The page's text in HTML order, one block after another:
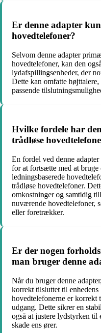
Er denne adapter
hovedtelefoner?
Selvom denne adapter
hovedtelefoner, kan den
lydafspillingsenheder, der
Dette kan omfatte
passende
Hvilke fordele har
trådløse
En fordel ved denne
for at fortsætte med at bruge
ledningsbaserede
trådløse hovedtelefoner.
omkostninger og samtidig
nuværende hovedtelefoner,
eller foretrækker.
Er der nogen
man bruger denne
Når du bruger denne
korrekt tilsluttet til
hovedtelefonerne er korrekt
udgang. Dette sikrer en
også at justere lydstyrken til
skade ens ører.